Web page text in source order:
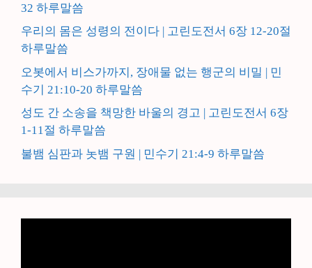
32 하루말씀
우리의 몸은 성령의 전이다 | 고린도전서 6장 12-20절
하루말씀
오봇에서 비스가까지, 장애물 없는 행군의 비밀 | 민
수기 21:10-20 하루말씀
성도 간 소송을 책망한 바울의 경고 | 고린도전서 6장
1-11절 하루말씀
불뱀 심판과 놋뱀 구원 | 민수기 21:4-9 하루말씀